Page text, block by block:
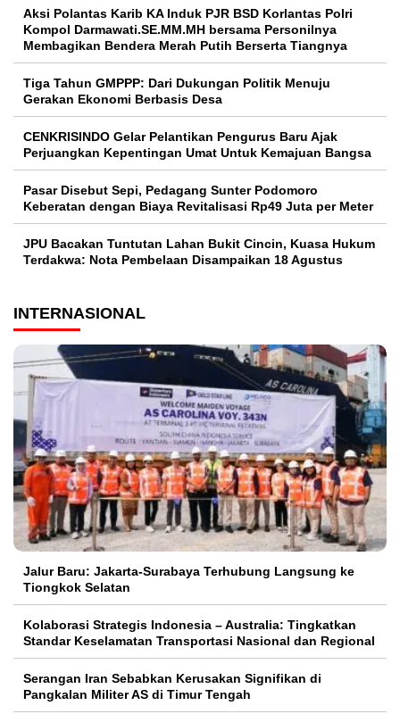
Aksi Polantas Karib KA Induk PJR BSD Korlantas Polri
Kompol Darmawati.SE.MM.MH bersama Personilnya
Membagikan Bendera Merah Putih Berserta Tiangnya
Tiga Tahun GMPPP: Dari Dukungan Politik Menuju
Gerakan Ekonomi Berbasis Desa
CENKRISINDO Gelar Pelantikan Pengurus Baru Ajak
Perjuangkan Kepentingan Umat Untuk Kemajuan Bangsa
Pasar Disebut Sepi, Pedagang Sunter Podomoro
Keberatan dengan Biaya Revitalisasi Rp49 Juta per Meter
JPU Bacakan Tuntutan Lahan Bukit Cincin, Kuasa Hukum
Terdakwa: Nota Pembelaan Disampaikan 18 Agustus
INTERNASIONAL
Jalur Baru: Jakarta-Surabaya Terhubung Langsung ke
Tiongkok Selatan
Kolaborasi Strategis Indonesia – Australia: Tingkatkan
Standar Keselamatan Transportasi Nasional dan Regional
Serangan Iran Sebabkan Kerusakan Signifikan di
Pangkalan Militer AS di Timur Tengah